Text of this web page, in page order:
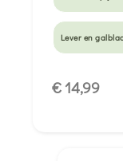
Lever en
€ 14,99